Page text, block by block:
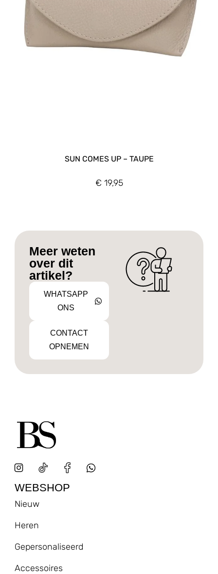
SUN COMES UP – TAUPE
€ 19,95
Meer weten
over dit
artikel?
WHATSAPP
ONS
CONTACT
OPNEMEN
WEBSHOP
Nieuw
Heren
Gepersonaliseerd
Accessoires